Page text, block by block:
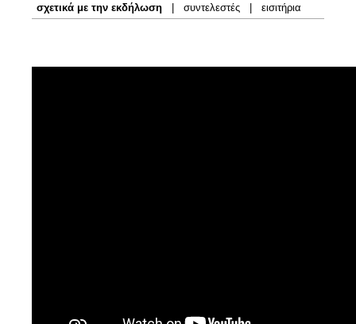
σχετικά με την εκδήλωση | συντελεστές | εισιτήρια